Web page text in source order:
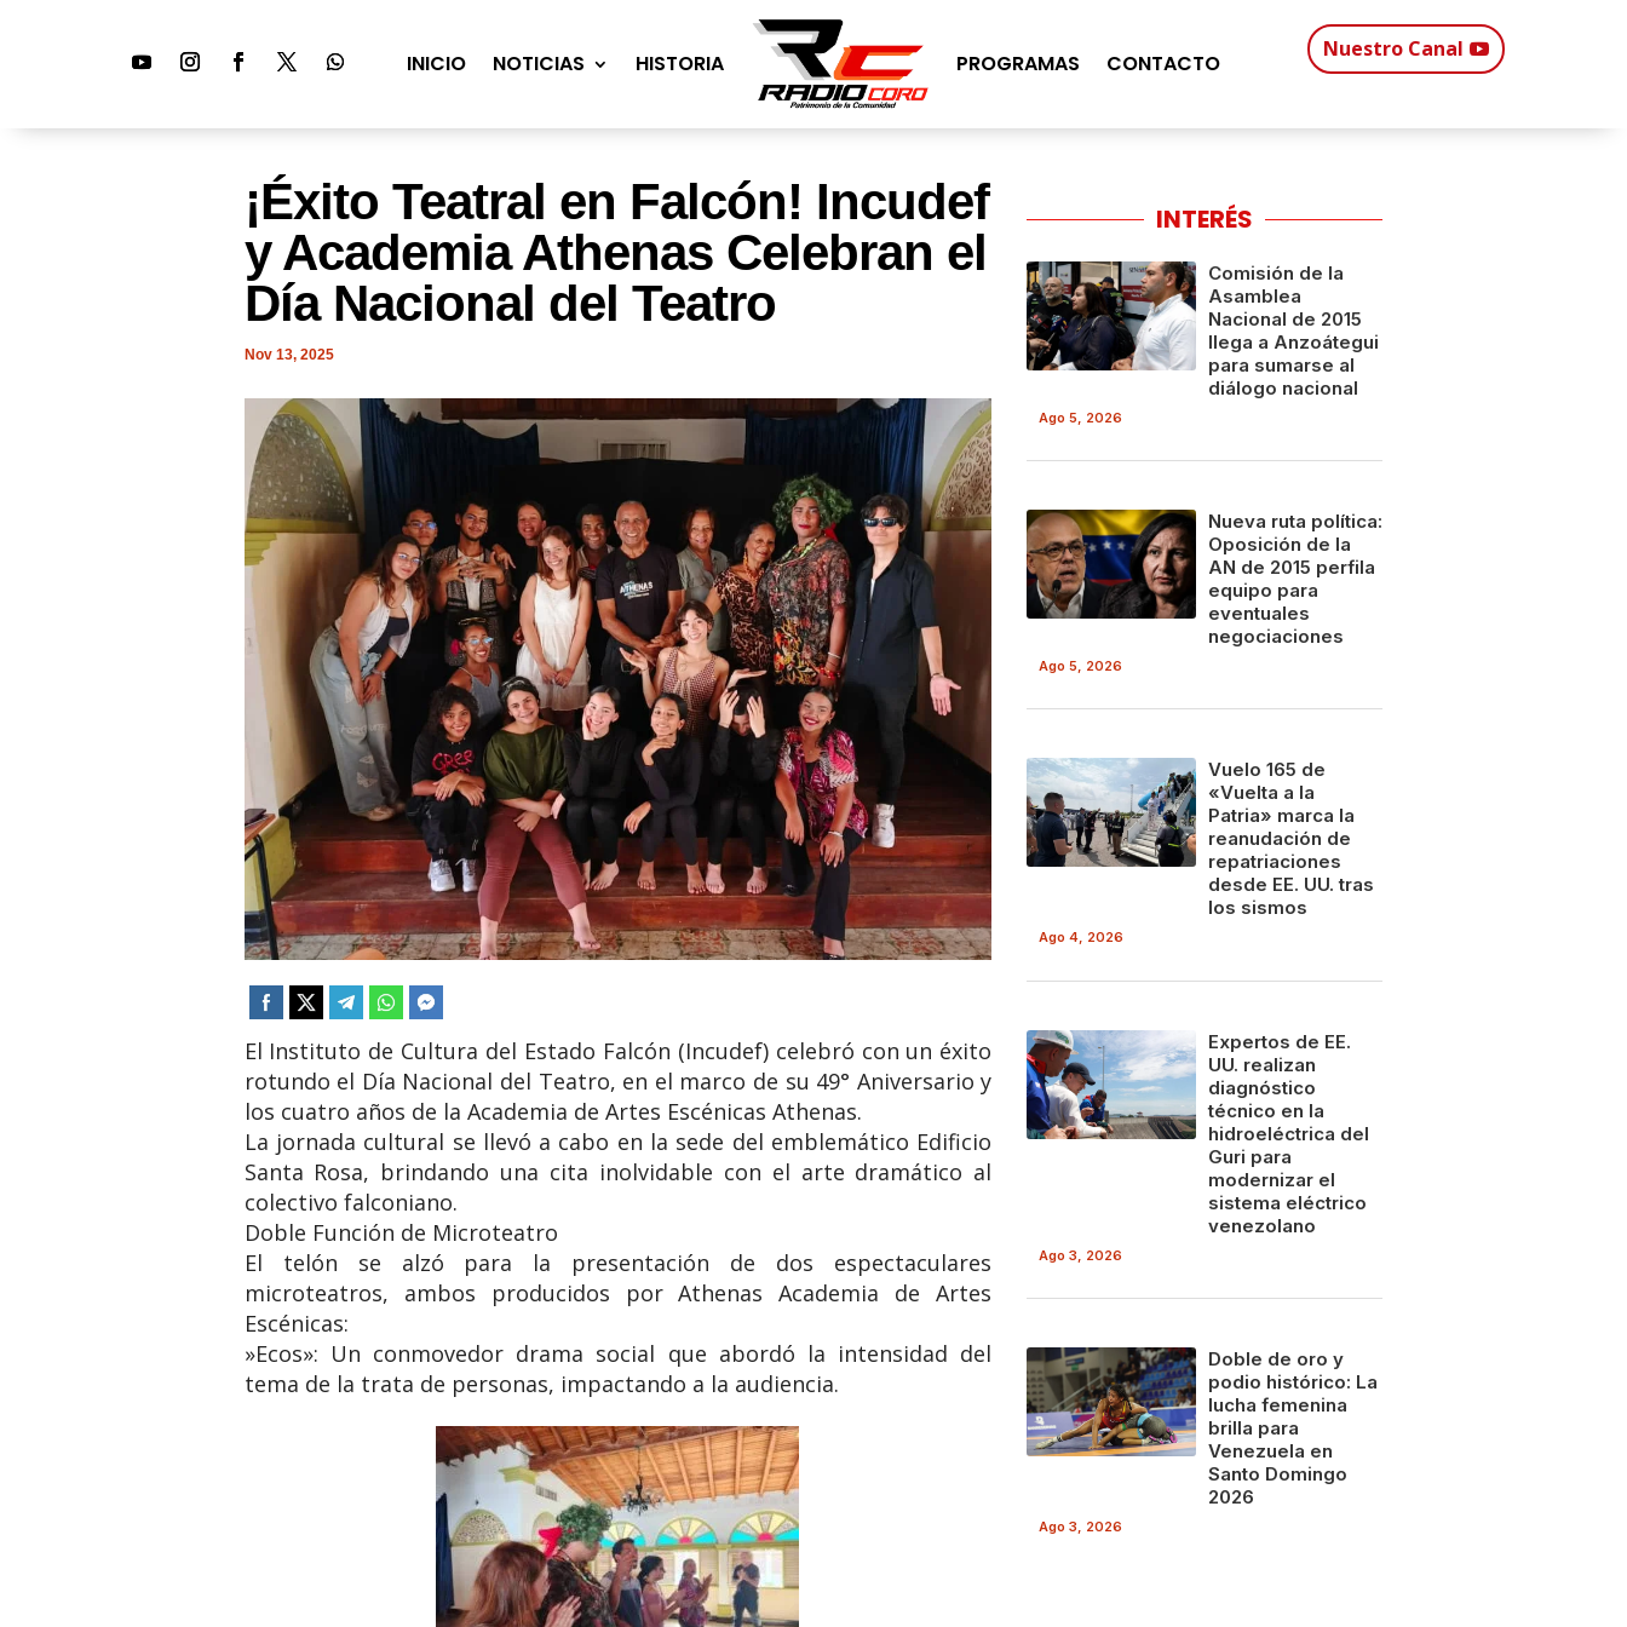
INICIO NOTICIAS HISTORIA PROGRAMAS CONTACTO
Nuestro Canal
¡Éxito Teatral en Falcón! Incudef
y Academia Athenas Celebran el
Día Nacional del Teatro
Nov 13, 2025
El Instituto de Cultura del Estado Falcón (Incudef) celebró con un éxito
rotundo el Día Nacional del Teatro, en el marco de su 49° Aniversario y
los cuatro años de la Academia de Artes Escénicas Athenas.
​La jornada cultural se llevó a cabo en la sede del emblemático Edificio
Santa Rosa, brindando una cita inolvidable con el arte dramático al
colectivo falconiano.
​Doble Función de Microteatro
​El telón se alzó para la presentación de dos espectaculares
microteatros, ambos producidos por Athenas Academia de Artes
Escénicas:
​»Ecos»: Un conmovedor drama social que abordó la intensidad del
tema de la trata de personas, impactando a la audiencia.
INTERÉS
Comisión de la
Asamblea
Nacional de 2015
llega a Anzoátegui
para sumarse al
diálogo nacional
Ago 5, 2026
Nueva ruta política:
Oposición de la
AN de 2015 perfila
equipo para
eventuales
negociaciones
Ago 5, 2026
Vuelo 165 de
«Vuelta a la
Patria» marca la
reanudación de
repatriaciones
desde EE. UU. tras
los sismos
Ago 4, 2026
Expertos de EE.
UU. realizan
diagnóstico
técnico en la
hidroeléctrica del
Guri para
modernizar el
sistema eléctrico
venezolano
Ago 3, 2026
Doble de oro y
podio histórico: La
lucha femenina
brilla para
Venezuela en
Santo Domingo
2026
Ago 3, 2026